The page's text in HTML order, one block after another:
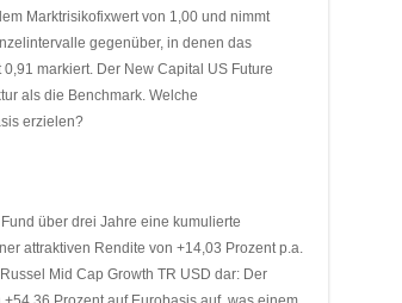
Marktrisikofixwert von 1,00 und nimmt
gegenüber, in denen das
markiert. Der New Capital US Future
als die Benchmark. Welche
erzielen?
über drei Jahre eine kumulierte
attraktiven Rendite von +14,03 Prozent p.a.
Mid Cap Growth TR USD dar: Der